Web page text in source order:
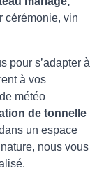
cérémonie, vin
pour s’adapter à
à vos
météo
de tonnelle
un espace
nous vous